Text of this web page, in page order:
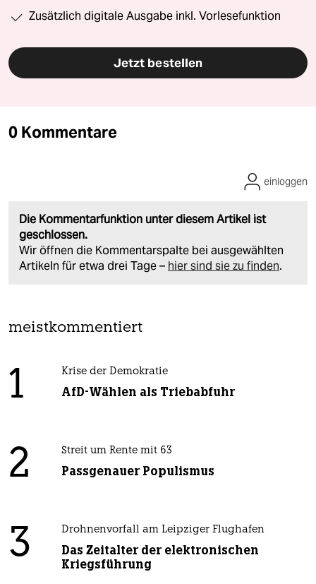
Zusätzlich digitale Ausgabe inkl. Vorlesefunktion
Jetzt bestellen
0 Kommentare
Die Kommentarfunktion unter diesem Artikel ist
geschlossen.
Wir öffnen die Kommentarspalte bei ausgewählten
Artikeln für etwa drei Tage – hier sind sie zu finden.
einloggen
meistkommentiert
1 Krise der Demokratie
AfD-Wählen als Triebabfuhr
2 Streit um Rente mit 63
Passgenauer Populismus
3 Drohnenvorfall am Leipziger Flughafen
Das Zeitalter der elektronischen
Kriegsführung